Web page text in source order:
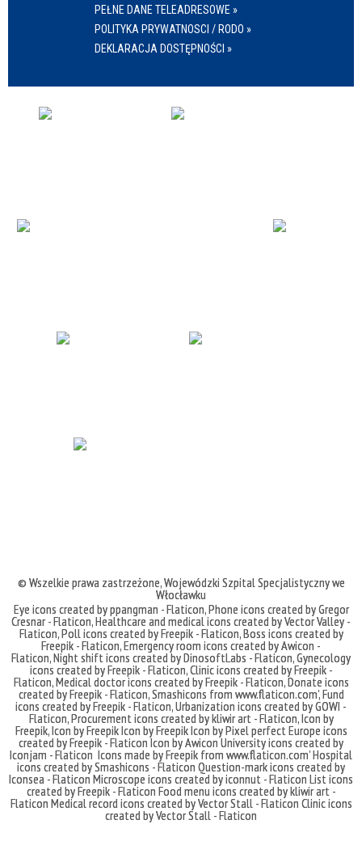
PEŁNE DANE TELEADRESOWE »
POLITYKA PRYWATNOSCI / RODO »
DEKLARACJA DOSTĘPNOŚCI »
© Wszelkie prawa zastrzeżone,Wojewódzki Szpital Specjalistyczny we
Włocławku
Eye icons created by ppangman - Flaticon,Phone icons created by Gregor
Cresnar - Flaticon,Healthcare and medical icons created by Vector Valley -
Flaticon,Poll icons created by Freepik - Flaticon,Boss icons created by
Freepik - Flaticon,Emergency room icons created by Awicon -
Flaticon,Night shift icons created by DinosoftLabs - Flaticon,Gynecology
icons created by Freepik - Flaticon,Clinic icons created by Freepik -
Flaticon,Medical doctor icons created by Freepik - Flaticon,Donate icons
created by Freepik - Flaticon,Smashicons from www.flaticon.com',Fund
icons created by Freepik - Flaticon,Urbanization icons created by GOWI -
Flaticon,Procurement icons created by kliwir art - Flaticon,Icon by
Freepik,Icon by FreepikIcon by FreepikIcon by Pixel perfectEurope icons
created by Freepik - Flaticon Icon by Awicon University icons created by
Iconjam - Flaticon Icons made byFreepik from www.flaticon.com'Hospital
icons created by Smashicons - Flaticon Question-mark icons created by
Iconsea - Flaticon Microscope icons created by iconnut - Flaticon List icons
created by Freepik - Flaticon Food menu icons created by kliwir art -
Flaticon Medical record icons created by Vector Stall - Flaticon Clinic icons
created by Vector Stall - Flaticon